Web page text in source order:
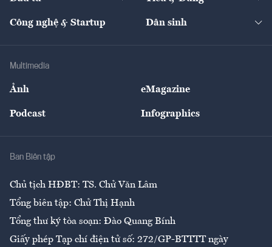
Tư vấn
Thị trường
Nông sản
Giải trí
Công nghệ & Startup Dân sinh
Multimedia
Ảnh eMagazine
Podcast Infographics
Ban Biên tập
Chủ tịch HĐBT: TS. Chử Văn Lâm
Tổng biên tập: Chử Thị Hạnh
Tổng thư ký tòa soạn: Đào Quang Bính
Giấy phép Tạp chí điện tử số: 272/GP-BTTTT ngày